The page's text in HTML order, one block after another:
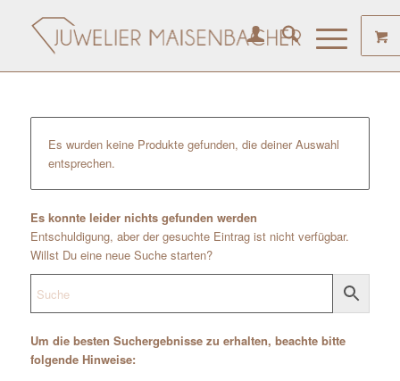
Es wurden keine Produkte gefunden, die deiner Auswahl
entsprechen.
Es konnte leider nichts gefunden werden
Entschuldigung, aber der gesuchte Eintrag ist nicht verfügbar.
Willst Du eine neue Suche starten?
Um die besten Suchergebnisse zu erhalten, beachte bitte
folgende Hinweise: